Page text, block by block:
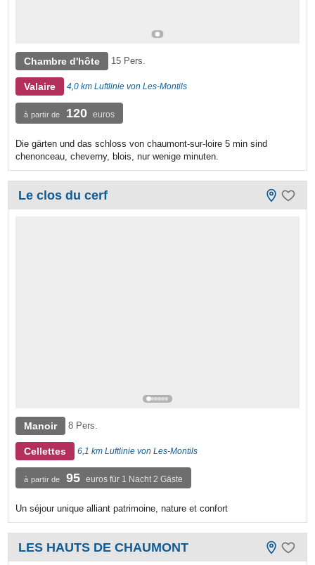
Chambre d'hôte 15 Pers.
Valaire 4,0 km Luftlinie von Les-Montils
à partir de 120 euros
Die gärten und das schloss von chaumont-sur-loire 5 min sind
chenonceau, cheverny, blois, nur wenige minuten.
Le clos du cerf
Manoir 8 Pers.
Cellettes 6,1 km Luftlinie von Les-Montils
à partir de 95 euros für 1 Nacht 2 Gäste
Un séjour unique alliant patrimoine, nature et confort
LES HAUTS DE CHAUMONT